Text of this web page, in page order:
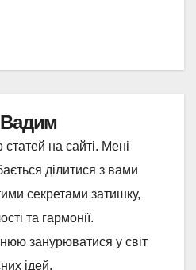
Вадим
статей на сайті. Мені
ділитися з вами
секретами затишку,
та гармонії.
занурюватися у світ
ідей.